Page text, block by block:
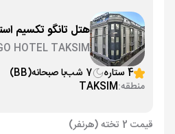
هتل تانگو تکسیم
HOTEL TAKSIM
4 ستاره
7 شب با صبحانه(BB)
منطقه:TAKSIM
قیمت 2 تخته (هرنفر)